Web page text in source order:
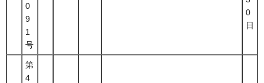
0
9
1
号
0
日
第
4